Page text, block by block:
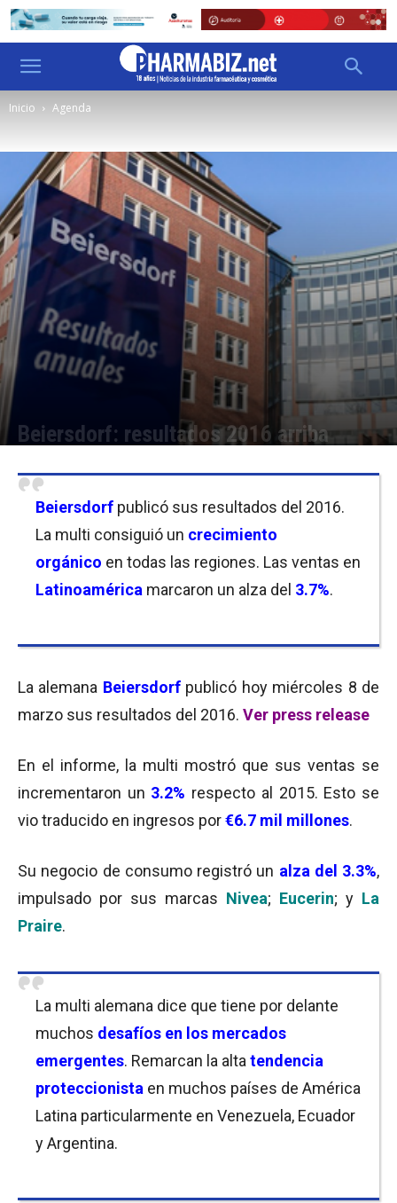
Inicio Agenda
Beiersdorf: resultados 2016 arriba
Beiersdorf publicó sus resultados del 2016.
La multi consiguió un crecimiento
orgánico en todas las regiones. Las ventas en
Latinoamérica marcaron un alza del 3.7%.
La alemana Beiersdorfpublicó hoy miércoles 8 de
marzo sus resultados del 2016. Ver press release
En el informe, la multi mostró que sus ventas se
incrementaron un 3.2% respecto al 2015. Esto se
vio traducido en ingresos por€6.7 mil millones.
Su negocio de consumo registró un alza del 3.3%,
impulsado por sus marcas Nivea; Eucerin; y La
Praire.
La multi alemana dice que tiene por delante
muchos desafíos en los mercados
emergentes. Remarcan la alta tendencia
proteccionista en muchos países de América
Latina particularmente en Venezuela, Ecuador
y Argentina.